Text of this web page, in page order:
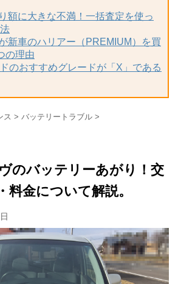
額に大きな不満！一括査定を使っ
新車のハリアー（PREMIUM）を買
の理由
のおすすめグレードが「X」である
ス > バッテリートラブル >
のバッテリーあがり！交
料金について解説。